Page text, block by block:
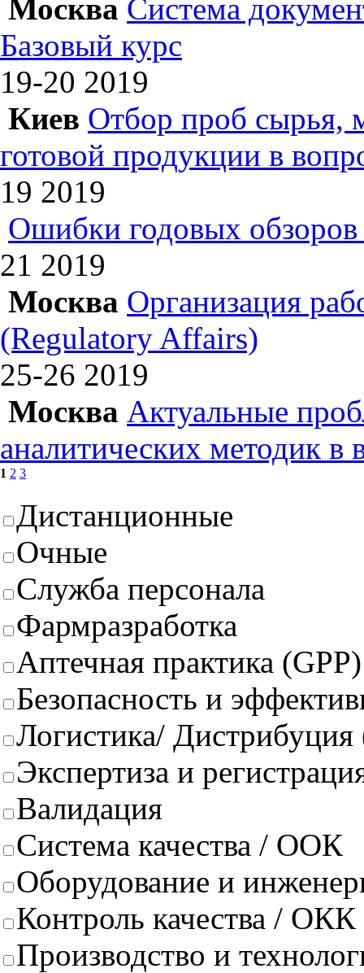
Москва Система
Базовый курс
19-20 2019
Киев Отбор проб сырья,
готовой продукции в
19 2019
Ошибки годовых обзоров
21 2019
Москва Организация
(Regulatory Affairs)
25-26 2019
Москва Актуальные
аналитических методик в
1 2 3
Дистанционные
Очные
Служба персонала
Фармразработка
Аптечная практика (GPP)
Безопасность и
Логистика/
Экспертиза и
Валидация
Система качества / ООК
Оборудование и
Контроль качества / ОКК
Производство и